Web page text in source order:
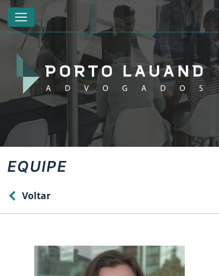
EQUIPE
Voltar